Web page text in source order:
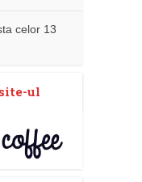
celor 13
ul